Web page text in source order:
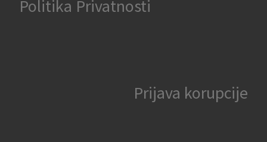
Politika Privatnosti
Prijava korupcije